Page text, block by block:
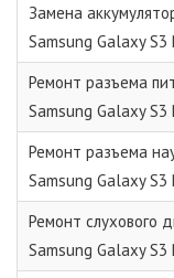
Замена
Samsung Galaxy S3
Ремонт разъема
Samsung Galaxy S3
Ремонт разъема
Samsung Galaxy S3
Ремонт слухового
Samsung Galaxy S3